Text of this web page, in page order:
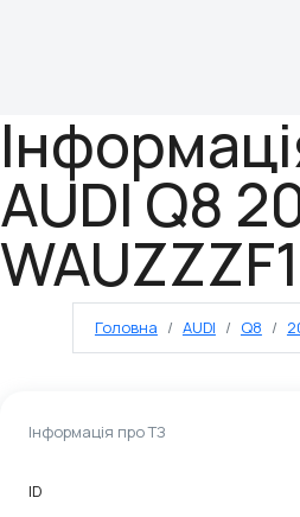
AUDI Q8
Головна AUDI Q8
Інформація про ТЗ
ID